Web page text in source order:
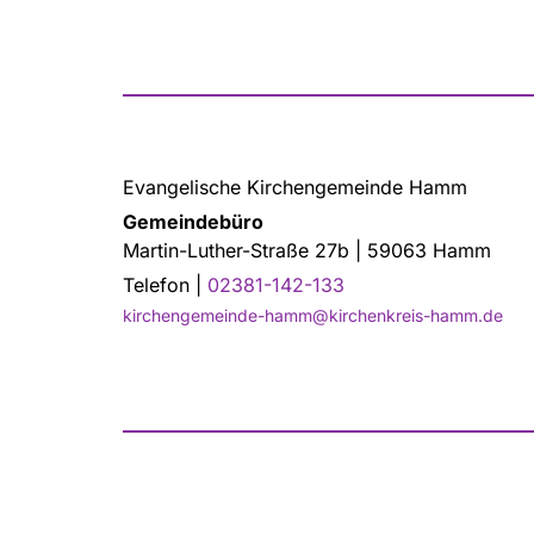
Evangelische Kirchengemeinde Hamm
Gemeindebüro
Martin-Luther-Straße 27b | 59063 Hamm
Telefon | 02381-142-133
kirchengemeinde-hamm@kirchenkreis-hamm.de